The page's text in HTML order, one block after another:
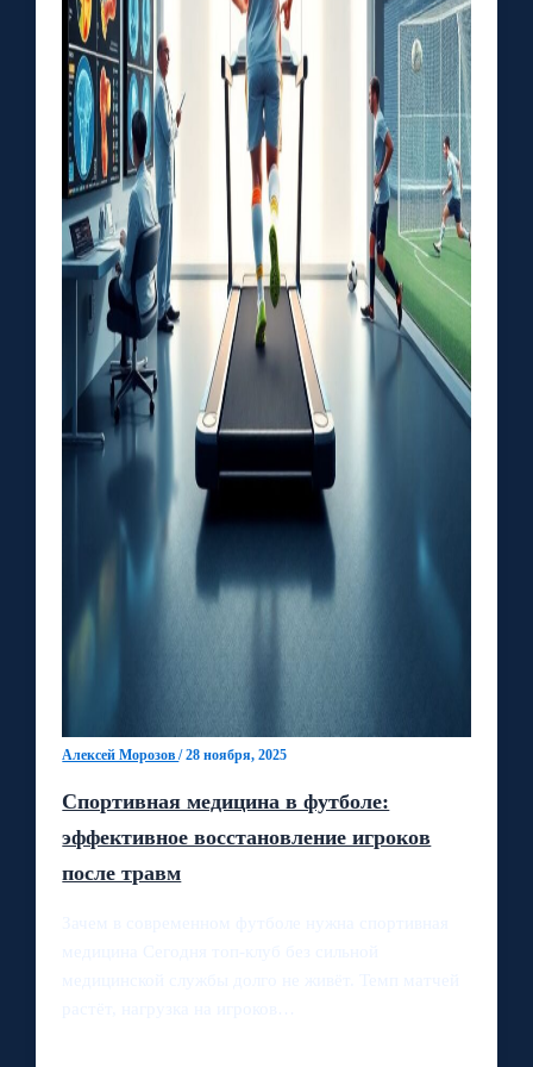
Алексей Морозов/28 ноября, 2025
Спортивная медицина в футболе:
эффективное восстановление игроков
после травм